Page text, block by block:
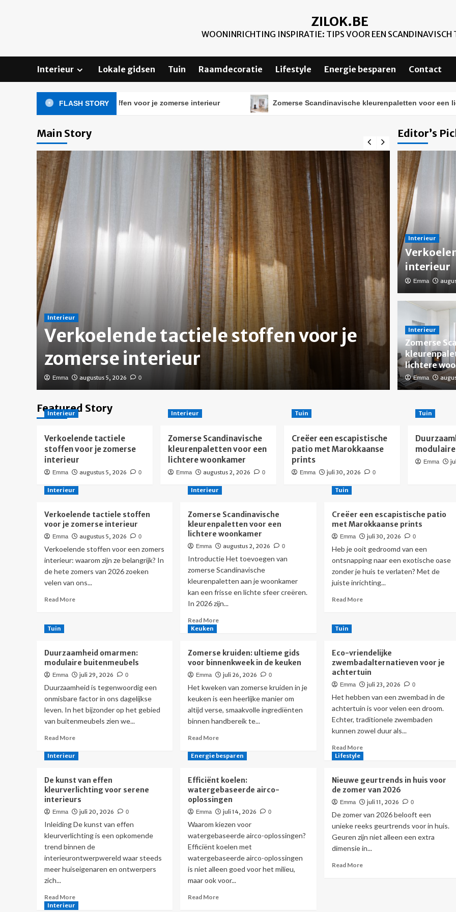
ZILOK.BE
WOONINRICHTING INSPIRATIE: TIPS VOOR EEN SCANDINAVISCH
Interieur Lokale gidsen Tuin Raamdecoratie Lifestyle Energie besparen Contact
FLASH STORY
Verkoelende tactiele stoffen voor je zomerse interieur Zomerse Scandinavische kleurenpaletten voor een
Main Story
Interieur
Verkoelende tactiele stoffen voor je
zomerse interieur
Emma augustus 5, 2026 0
Interieur
Emma
Editor’s
Interieur
interieur
Emma
Interieur
Zomerse
lichtere
Emma
Featured Story
Interieur
Verkoelende tactiele
stoffen voor je zomerse
interieur
Emma augustus 5, 2026 0
Interieur
Zomerse Scandinavische
kleurenpaletten voor een
lichtere woonkamer
Emma augustus 2, 2026 0
Tuin
Creëer een escapistische
patio met Marokkaanse
prints
Emma juli 30, 2026 0
Tuin
Emma
Interieur
Verkoelende tactiele stoffen
voor je zomerse interieur
Emma augustus 5, 2026 0
Verkoelende stoffen voor een zomers
interieur: waarom zijn ze belangrijk? In
de hete zomers van 2026 zoeken
velen van ons...
Read MoreRead
voor
je
zomerse
interieur
Interieur
Zomerse Scandinavische
kleurenpaletten voor een
lichtere woonkamer
Emma augustus 2, 2026 0
Introductie Het toevoegen van
zomerse Scandinavische
kleurenpaletten aan je woonkamer
kan een frisse en lichte sfeer creëren.
In 2026 zijn...
Read MoreRead
Zomerse
Scandinavische
kleurenpaletten
voor
een
lichtere
woonkamer
Tuin
Creëer een escapistische patio
met Marokkaanse prints
Emma juli 30, 2026 0
Heb je ooit gedroomd van een
ontsnapping naar een exotische oase
zonder je huis te verlaten? Met de
juiste inrichting...
Read MoreRead
patio
met
Marokkaanse
prints
Tuin
Duurzaamheid omarmen:
modulaire buitenmeubels
Emma juli 29, 2026 0
Duurzaamheid is tegenwoordig een
onmisbare factor in ons dagelijkse
leven. In het bijzonder op het gebied
van buitenmeubels zien we...
Read MoreRead
omarmen:
modulaire
buitenmeubels
Keuken
Zomerse kruiden: ultieme gids
voor binnenkweek in de keuken
Emma juli 26, 2026 0
Het kweken van zomerse kruiden in je
keuken is een heerlijke manier om
altijd verse, smaakvolle ingrediënten
binnen handbereik te...
Read MoreRead
about
kruiden:
ultieme
gids
voor
binnenkweek
in
de
keuken
Tuin
Eco-vriendelijke
zwembadalternatieven voor je
achtertuin
Emma juli 23, 2026 0
Het hebben van een zwembad in de
achtertuin is voor velen een droom.
Echter, traditionele zwembaden
kunnen zowel duur als...
Read MoreRead
vriendelijke
zwembadalternatieven
voor
je
achtertuin
Interieur
De kunst van effen
kleurverlichting voor serene
interieurs
Emma juli 20, 2026 0
Inleiding De kunst van effen
kleurverlichting is een opkomende
trend binnen de
interieurontwerpwereld waar steeds
meer huiseigenaren en ontwerpers
zich...
Read MoreRead
Energie besparen
Efficiënt koelen:
watergebaseerde airco-
oplossingen
Emma juli 14, 2026 0
Waarom kiezen voor
watergebaseerde airco-oplossingen?
Efficiënt koelen met
watergebaseerde airco-oplossingen
is niet alleen goed voor het milieu,
maar ook voor...
Read MoreRead
Lifestyle
Nieuwe geurtrends in huis voor
de zomer van 2026
Emma juli 11, 2026 0
De zomer van 2026 belooft een
unieke reeks geurtrends voor in huis.
Geuren zijn niet alleen een extra
dimensie in...
Read MoreRead
Interieur